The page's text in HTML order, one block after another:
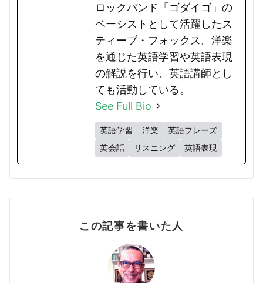
ロックバンド「ゴダイゴ」の
ベーシストとして活躍したス
ティーブ・フォックス。洋楽
を通じた英語学習や英語表現
の解説を行い、英語講師とし
ても活動している。
See Full Bio
英語学習 洋楽
英語フレーズ
英会話
リスニング 英語表現
この記事を書いた人